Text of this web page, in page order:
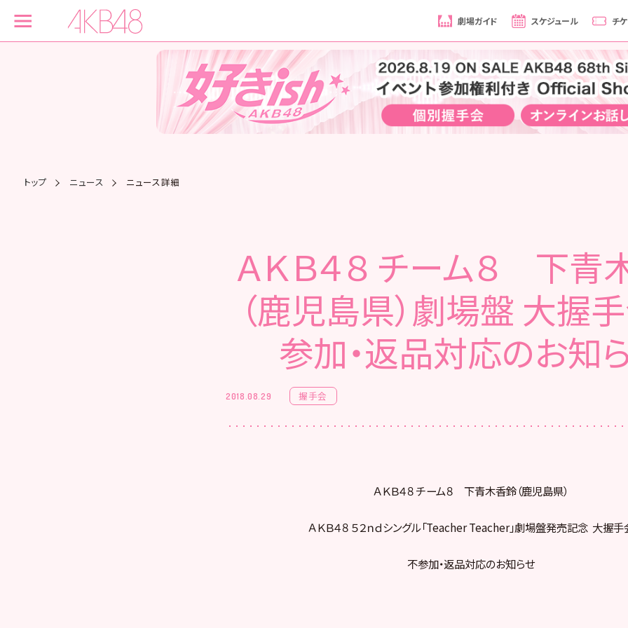
劇場ガイド スケジュール チ
トップ ニュース ニュース詳細
ＡＫＢ４８ チーム８ 下青
（鹿児島県）劇場盤 大握
参加・返品対応のお知
2018.08.29 握手会
ＡＫＢ４８ チーム８ 下青木香鈴（鹿児島県）
ＡＫＢ４８ ５２ｎｄシングル「Teacher Teacher」劇場盤発売記念 大握手
不参加・返品対応のお知らせ